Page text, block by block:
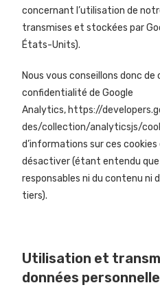
concernant l’utilisation de
transmises et stockées par
États-Units).
Nous vous conseillons donc
confidentialité de Google
Analytics, https://
des/collection/analyticsjs/
d’informations sur ces
désactiver (étant entendu que
responsables ni du contenu ni
tiers).
Utilisation et
données